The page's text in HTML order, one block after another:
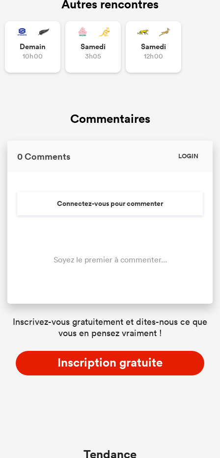
Autres rencontres
Demain
10h00
Samedi
3h05
Samedi
12h00
Commentaires
0 Comments LOGIN
Connectez-vous pour commenter
Soyez le premier à commenter...
Inscrivez-vous gratuitement et dites-nous ce que
vous en pensez vraiment !
Inscription gratuite
Tendance